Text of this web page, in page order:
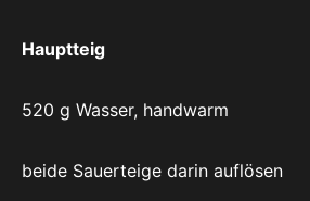
Hauptteig
520 g Wasser, handwarm
beide Sauerteige darin auflösen